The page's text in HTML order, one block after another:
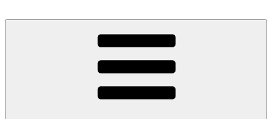
COUNTRYHOME
Wo die (Country-) Musik Zuhause ist